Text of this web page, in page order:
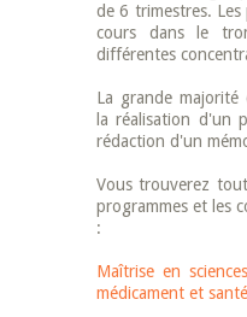
de 6 trimestres.
cours dans le
différentes
La grande
la réalisation d'un
rédaction d'un
Vous trouverez
programmes et les
:
Maîtrise en
médicament et